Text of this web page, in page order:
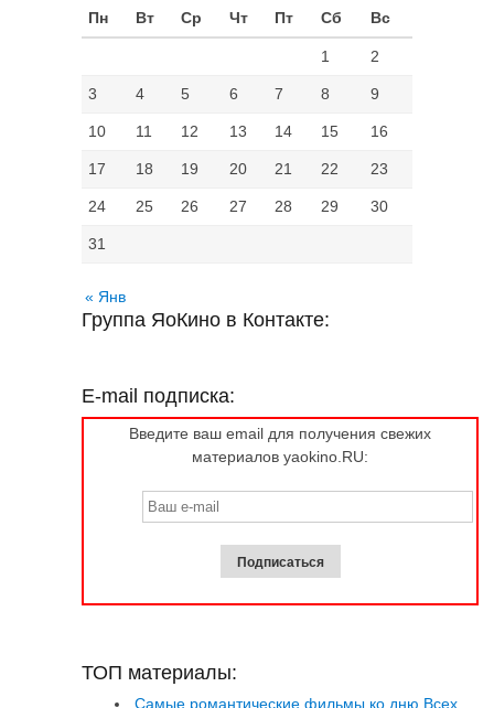
Пн
Вт Ср Чт Пт Сб Вс
1 2
3 4 5 6 7 8 9
10 11 12 13 14 15 16
17 18 19 20 21 22 23
24 25 26 27 28 29 30
31
« Янв
Группа ЯоКино в Контакте:
E-mail подписка:
Введите ваш email для получения свежих
материалов yaokino.RU:
ТОП материалы:
Самые романтические фильмы ко дню Всех